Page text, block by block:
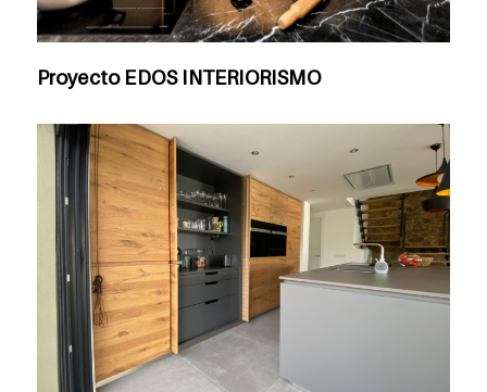
Proyecto EDOS INTERIORISMO